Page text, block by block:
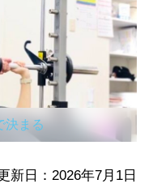
決まる
新日：2026年7月1日